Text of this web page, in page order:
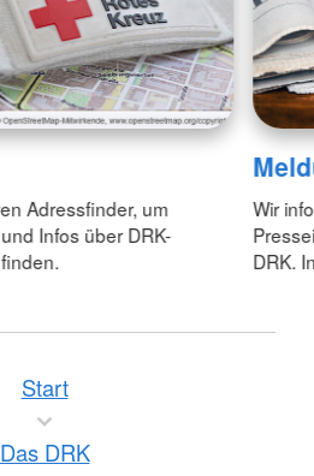
Adressfinder, um
Infos über DRK-
Wir
DRK.
Start
Das DRK